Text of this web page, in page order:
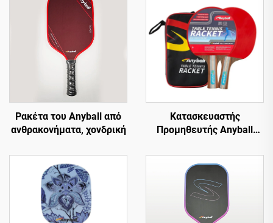
Ρακέτα του Anyball από
ανθρακονήματα, χονδρική
Κατασκευαστής
Προμηθευτής Anyball
Πινγκ-Πονγκ 7mm Cassia
Siamea Ρακέτα Του
Τέιμπλ Τένις Δύο
Ρακέτες με Σετ Τσάντας